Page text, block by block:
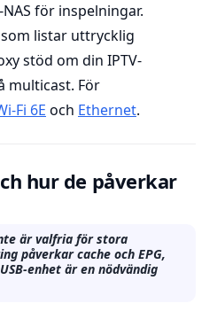
för inspelningar.
listar uttrycklig
stöd om din IPTV-
multicast. För
Fi 6E och Ethernet.
hur de påverkar
är valfria för stora
påverkar cache och EPG,
enhet är en nödvändig